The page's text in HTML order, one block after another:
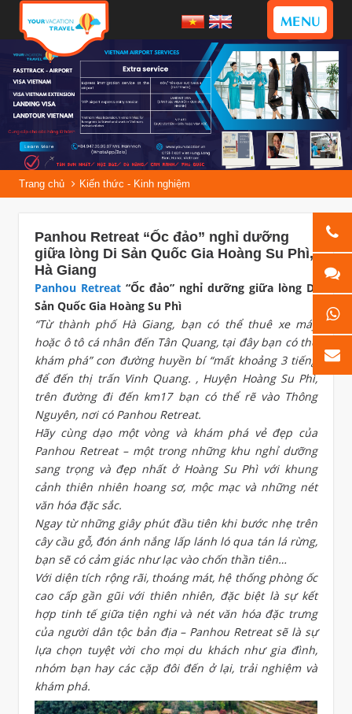
MENU
Trang chủ Kiến thức - Kinh nghiệm
Panhou Retreat “Ốc đảo” nghỉ dưỡng
giữa lòng Di Sản Quốc Gia Hoàng Su Phì,
Hà Giang
Panhou Retreat “Ốc đảo” nghỉ dưỡng giữa lòng Di
Sản Quốc Gia Hoàng Su Phì
“Từ thành phố Hà Giang, bạn có thể thuê xe máy
hoặc ô tô cá nhân đến Tân Quang, tại đây bạn có thể
khám phá” con đường huyền bí “mất khoảng 3 tiếng
để đến thị trấn Vinh Quang. , Huyện Hoàng Su Phì,
trên đường đi đến km17 bạn có thể rẽ vào Thông
Nguyên, nơi có Panhou Retreat.
Hãy cùng dạo một vòng và khám phá vẻ đẹp của
Panhou Retreat – một trong những khu nghỉ dưỡng
sang trọng và đẹp nhất ở Hoàng Su Phì với khung
cảnh thiên nhiên hoang sơ, mộc mạc và những nét
văn hóa đặc sắc.
Ngay từ những giây phút đầu tiên khi bước nhẹ trên
cây cầu gỗ, đón ánh nắng lấp lánh ló qua tán lá rừng,
bạn sẽ có cảm giác như lạc vào chốn thần tiên…
Với diện tích rộng rãi, thoáng mát, hệ thống phòng ốc
cao cấp gần gũi với thiên nhiên, đặc biệt là sự kết
hợp tinh tế giữa tiện nghi và nét văn hóa đặc trưng
của người dân tộc bản địa – Panhou Retreat sẽ là sự
lựa chọn tuyệt vời cho mọi du khách như gia đình,
nhóm bạn hay các cặp đôi đến ở lại, trải nghiệm và
khám phá.